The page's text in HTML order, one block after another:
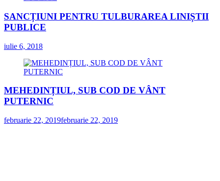
SANCȚIUNI PENTRU TULBURAREA LINIȘTII
PUBLICE
iulie 6, 2018
MEHEDINȚIUL, SUB COD DE VÂNT
PUTERNIC
februarie 22, 2019februarie 22, 2019